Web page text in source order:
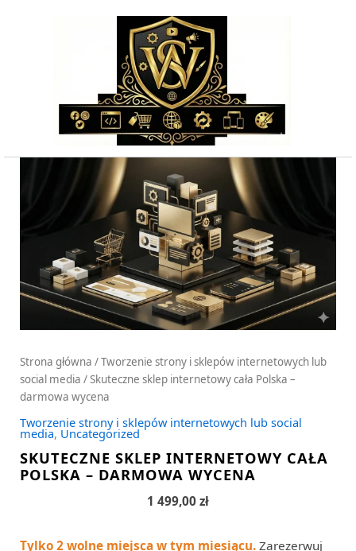
Strona główna /Tworzenie strony i sklepów internetowych lub
social media / Skuteczne sklep internetowy cała Polska –
darmowa wycena
Tworzenie strony i sklepów internetowych lub social
media, Uncategorized
SKUTECZNE SKLEP INTERNETOWY CAŁA
POLSKA – DARMOWA WYCENA
1 499,00 zł
Tylko 2 wolne miejsca w tym miesiącu. Zarezerwuj
darmowa
wycena